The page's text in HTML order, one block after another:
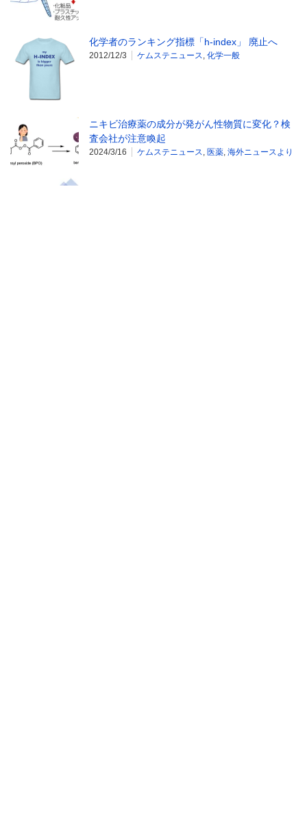
化学者のランキング指標「h-index」 廃止へ
2012/12/3 ケムステニュース, 化学一般
ニキビ治療薬の成分が発がん性物質に変化？検
査会社が注意喚起
2024/3/16 ケムステニュース, 医薬, 海外ニュースより